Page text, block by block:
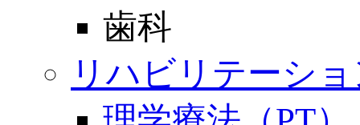
歯科
リハビリテーシ